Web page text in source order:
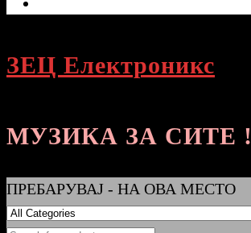
ЗЕЦ Електроникс
МУЗИКА ЗА СИТЕ !
ПРЕБАРУВАЈ - НА ОВА МЕСТО